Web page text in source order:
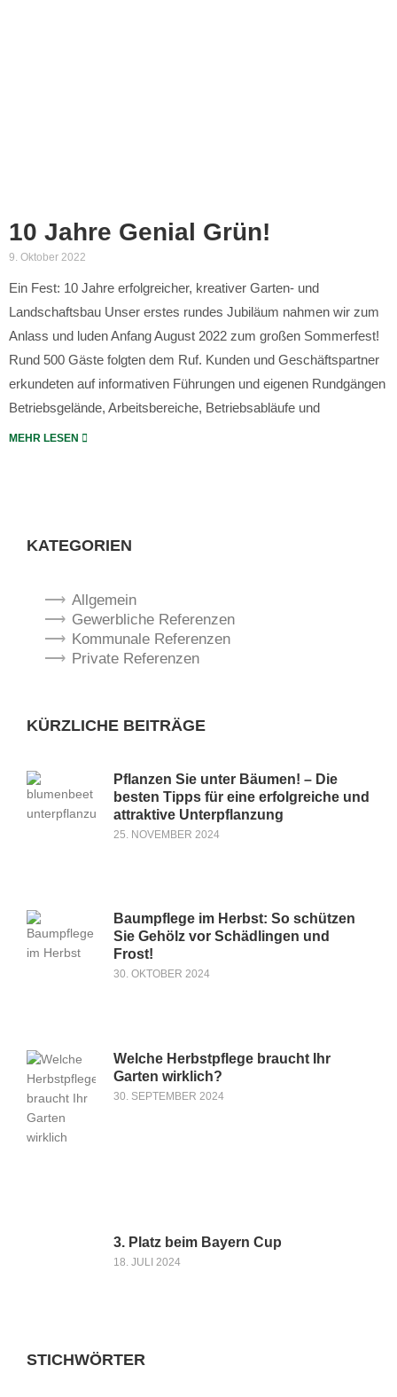
10 Jahre Genial Grün!
9. Oktober 2022
Ein Fest: 10 Jahre erfolgreicher, kreativer Garten- und
Landschaftsbau Unser erstes rundes Jubiläum nahmen wir zum
Anlass und luden Anfang August 2022 zum großen Sommerfest!
Rund 500 Gäste folgten dem Ruf. Kunden und Geschäftspartner
erkundeten auf informativen Führungen und eigenen Rundgängen
Betriebsgelände, Arbeitsbereiche, Betriebsabläufe und
MEHR LESEN
KATEGORIEN
Allgemein
Gewerbliche Referenzen
Kommunale Referenzen
Private Referenzen
KÜRZLICHE BEITRÄGE
Pflanzen Sie unter Bäumen! – Die
besten Tipps für eine erfolgreiche und
attraktive Unterpflanzung
25. NOVEMBER 2024
Baumpflege im Herbst: So schützen
Sie Gehölz vor Schädlingen und
Frost!
30. OKTOBER 2024
Welche Herbstpflege braucht Ihr
Garten wirklich?
30. SEPTEMBER 2024
3. Platz beim Bayern Cup
18. JULI 2024
STICHWÖRTER